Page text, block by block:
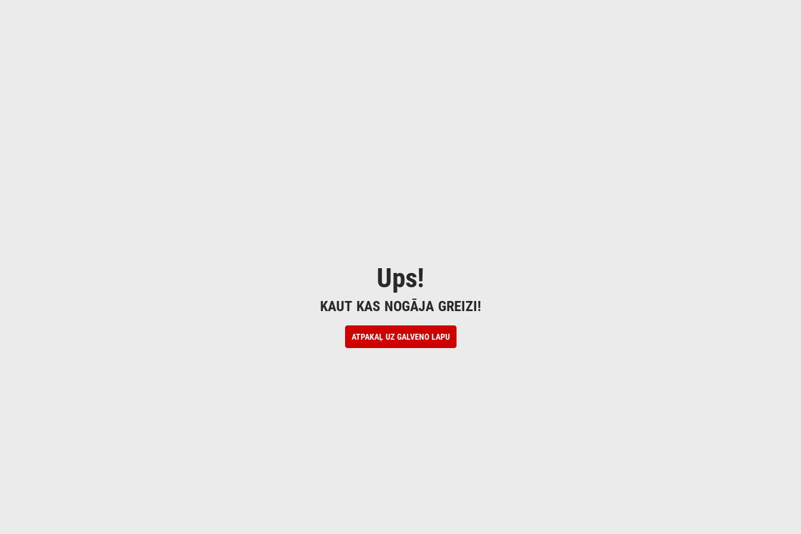
Ups!
KAUT KAS NOGĀJA GREIZI!
ATPAKAĻ UZ GALVENO LAPU